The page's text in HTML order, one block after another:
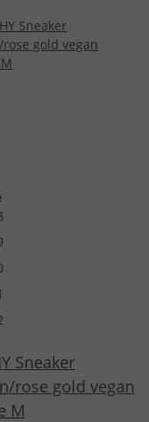
Sneaker
rose gold vegan
M